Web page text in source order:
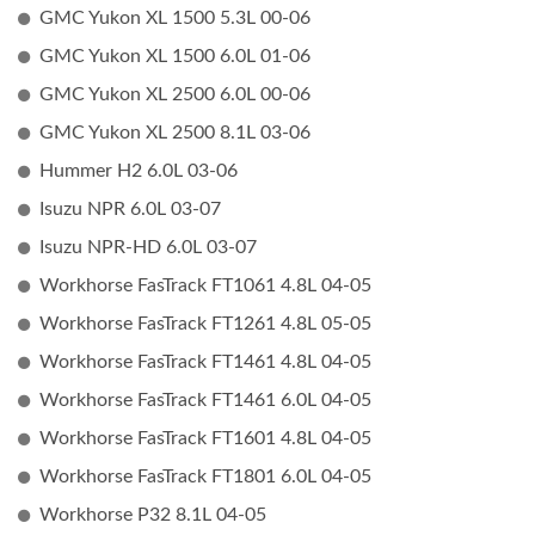
GMC Yukon XL 1500 5.3L 00-06
GMC Yukon XL 1500 6.0L 01-06
GMC Yukon XL 2500 6.0L 00-06
GMC Yukon XL 2500 8.1L 03-06
Hummer H2 6.0L 03-06
Isuzu NPR 6.0L 03-07
Isuzu NPR-HD 6.0L 03-07
Workhorse FasTrack FT1061 4.8L 04-05
Workhorse FasTrack FT1261 4.8L 05-05
Workhorse FasTrack FT1461 4.8L 04-05
Workhorse FasTrack FT1461 6.0L 04-05
Workhorse FasTrack FT1601 4.8L 04-05
Workhorse FasTrack FT1801 6.0L 04-05
Workhorse P32 8.1L 04-05